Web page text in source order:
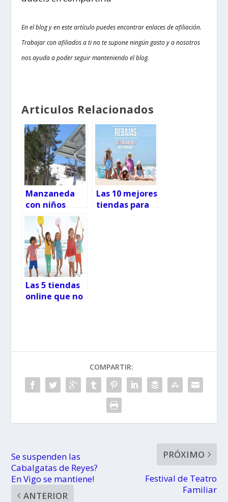
En el blog y en este artículo puedes encontrar enlaces de afiliación.
Trabajar con afiliados a ti no te supone ningún gasto y a nosotros
nos ayuda a poder seguir manteniendo el blog.
Articulos Relacionados
Manzaneda
con niños
Las 10 mejores
tiendas para
Las 5 tiendas
online que no
COMPARTIR:
Se suspenden las
Cabalgatas de Reyes?
En Vigo se mantiene!
ANTERIOR
PRÓXIMO
Festival de Teatro
Familiar